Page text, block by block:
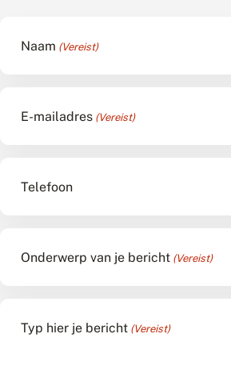
Naam (Vereist)
E-mailadres (Vereist)
Telefoon
Onderwerp van je bericht (Vereist)
Typ hier je bericht (Vereist)